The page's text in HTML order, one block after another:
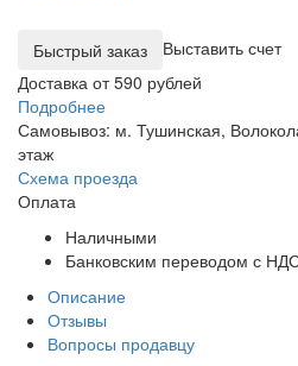
Выставить счет
Доставка от 590 рублей
Подробнее
Самовывоз: м. Тушинская,
этаж
Схема проезда
Оплата
Наличными
Банковским переводом с
Описание
Отзывы
Вопросы продавцу